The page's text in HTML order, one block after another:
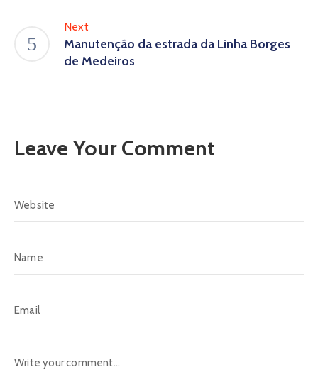
Next
Manutenção da estrada da Linha Borges
de Medeiros
Leave Your Comment